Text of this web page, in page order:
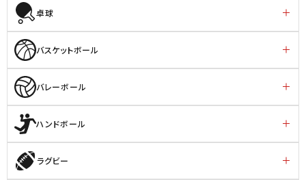
卓球
バスケットボール
バレーボール
ハンドボール
ラグビー